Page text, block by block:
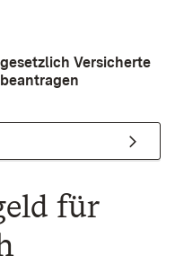
Versicherte
für